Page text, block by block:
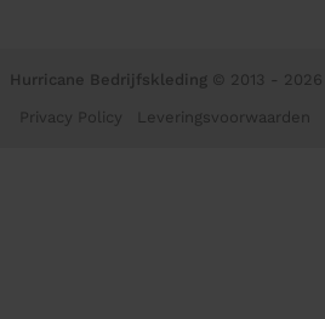
Hurricane Bedrijfskleding © 2013 - 2026
Privacy Policy Leveringsvoorwaarden